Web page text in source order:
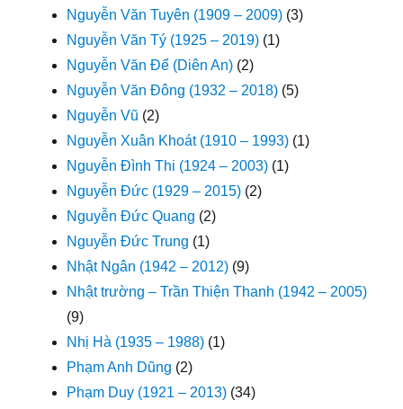
Nguyễn Văn Tuyên (1909 – 2009) (3)
Nguyễn Văn Tý (1925 – 2019) (1)
Nguyễn Văn Để (Diên An) (2)
Nguyễn Văn Đông (1932 – 2018) (5)
Nguyễn Vũ (2)
Nguyễn Xuân Khoát (1910 – 1993) (1)
Nguyễn Đình Thi (1924 – 2003) (1)
Nguyễn Đức (1929 – 2015) (2)
Nguyễn Đức Quang (2)
Nguyễn Đức Trung (1)
Nhật Ngân (1942 – 2012) (9)
Nhật trường – Trần Thiện Thanh (1942 – 2005)
(9)
Nhị Hà (1935 – 1988) (1)
Phạm Anh Dũng (2)
Phạm Duy (1921 – 2013) (34)